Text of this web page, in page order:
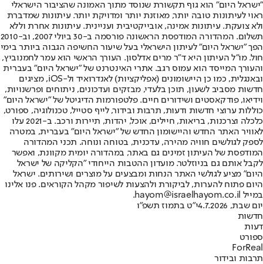
"ישראל היום" הוא גוף תקשורת שנוסד מתוך האמונה שהציבור הישראלי
ראוי לעיתונות טובה יותר, מאוזנת יותר ומדויקת יותר. עיתונות שמדברת
ולא צועקת. עיתונות אמינה, אובייקטיבית ועניינית. עיתונות אחרת וללא
תשלום. המהדורה המודפסת הראשונה פורסמה ב-30 ביולי 2007, וב-2010
הפך "ישראל היום" לעיתון הישראלי בעל שיעור החשיפה הגבוה ביותר בימי
חול. מו"ל העיתון היא ד"ר מרים אדלסון. העורך הראשי הוא עמר לחמנוביץ,
והעורך המייסד הוא עמוס רגב. אתרי האינטרנט של "ישראל היום" בעברית
ובאנגלית, כמו כן היישומונים (אפליקציות) לאנדרואיד ול-iOS, מציגים
חדשות מסביב לשעון, תוכן בלעדי, מבזקים ועדכונים, ניתוחים ופרשנויות,
וידיאו, פודקאסטים ושידורים חיים. פלטפורמות הדיגיטל של "ישראל היום"
כוללות ערוצי חדשות ודעות, תרבות ובידור, לייף סטייל, טכנולוגיה, ספורט,
כלכלה וצרכנות, בריאות, חיילים, אוכל, יהדות, תיירות ורכב. ב-2021 עלו
לאוויר האתר החדש והיישומון החדש של "ישראל היום" בעברית, במטרה
לספק לגולשים חוויה מהירה, עדכנית, בטוחה ונוחה. תכני המהדורה
המודפסת של העיתון זמינים גם באתר, במהדורה יומית מקוונת, ואפשר
לקבל אותם גם בניוזלטר. מועדון ההטבות הייחודי "הקליקה של ישראל
היום" מציע לגולשי האתר הנחות ומבצעים על מוצרים ושירותים. ישראל
היום פתוח להערות, לביקורת ולהצעות לשיפור מקהל הקוראים. פנו אלינו
במייל hayom@israelhayom.co.il.
יום שבת, 4.7.2026
י"ט בתמוז תשפ"ו
חדשות
דעות
ספורט
ForReal
תרבות ובידור